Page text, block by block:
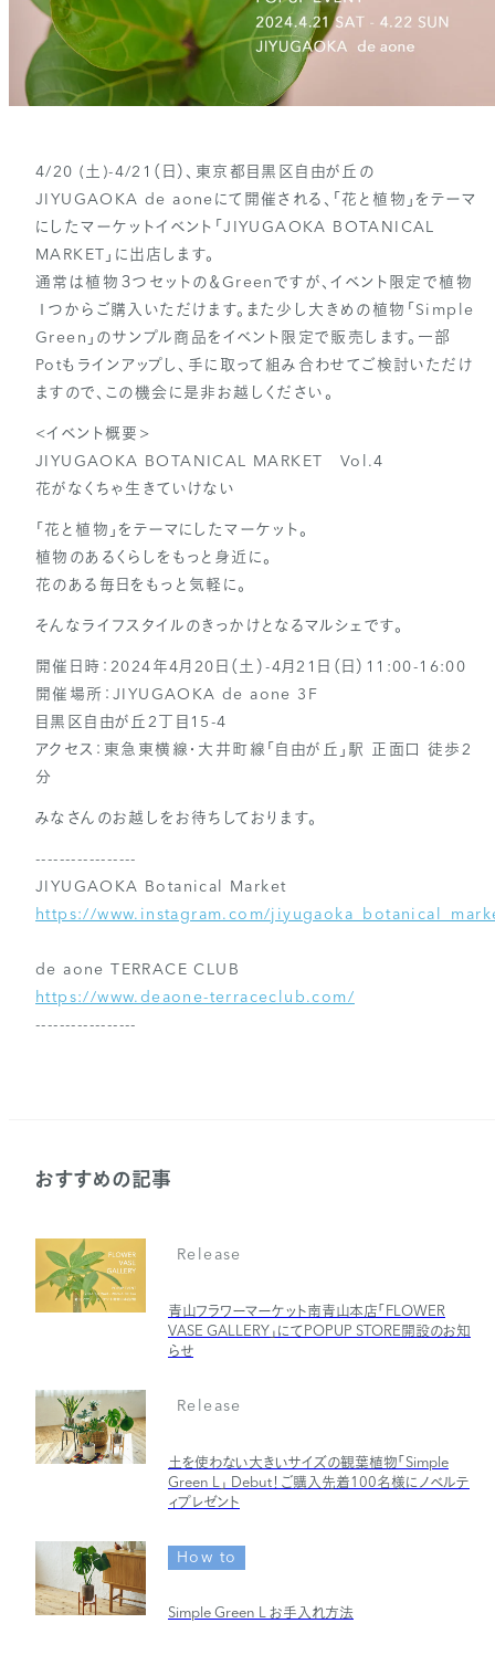
4/20 (土)-4/21（日）、東京都目黒区自由が丘の
JIYUGAOKA de aoneにて開催される、「花と植物」をテーマ
にしたマーケットイベント「JIYUGAOKA BOTANICAL
MARKET」に出店します。
通常は植物３つセットの＆Greenですが、イベント限定で植物
１つからご購入いただけます。また少し大きめの植物「Simple
Green」のサンプル商品をイベント限定で販売します。一部
Potもラインアップし、手に取って組み合わせてご検討いただけ
ますので、この機会に是非お越しください。
<イベント概要>
JIYUGAOKA BOTANICAL MARKET Vol.4
花がなくちゃ生きていけない
「花と植物」をテーマにしたマーケット。
植物のあるくらしをもっと身近に。
花のある毎日をもっと気軽に。
そんなライフスタイルのきっかけとなるマルシェです。
開催日時：2024年4月20日（土）-4月21日（日）11:00-16:00
開催場所：JIYUGAOKA de aone 3F
目黒区自由が丘2丁目15-4
アクセス：東急東横線・大井町線「自由が丘」駅 正面口 徒歩2
分
みなさんのお越しをお待ちしております。
-----------------
JIYUGAOKA Botanical Market
https://www.instagram.com/
de aone TERRACE CLUB
https://www.deaone-terraceclub.com/
-----------------
おすすめの記事
Release
青山フラワーマーケット南青山本店「FLOWER
VASE GALLERY」にてPOPUP STORE開設のお知
らせ
Release
土を使わない大きいサイズの観葉植物「Simple
Green L」 Debut！ご購入先着100名様にノベルテ
ィプレゼント
How to
Simple Green L お手入れ方法